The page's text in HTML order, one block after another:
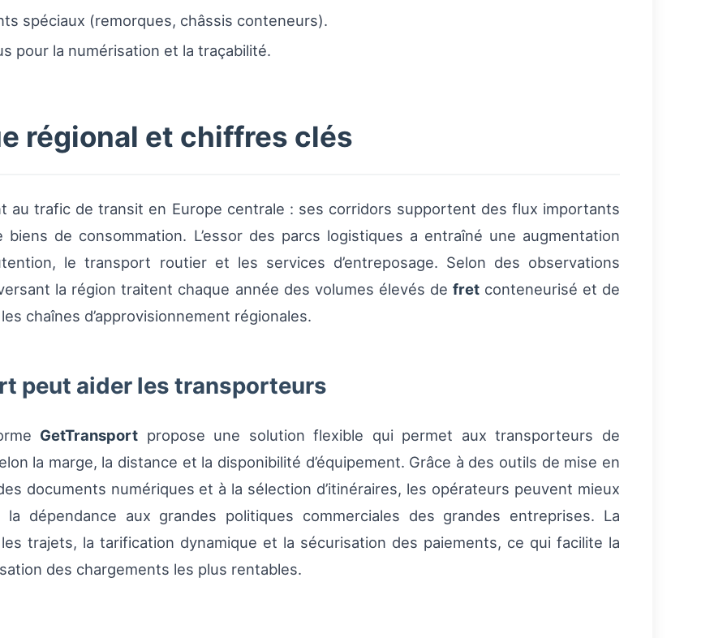
spéciaux (remorques, châssis conteneurs).
pour la numérisation et la traçabilité.
régional et chiffres clés
au trafic de transit en Europe centrale : ses corridors supportent des flux importants
de consommation. L’essor des parcs logistiques a entraîné une augmentation
le transport routier et les services d’entreposage. Selon des observations
la région traitent chaque année des volumes élevés de fretconteneurisé et de
chaînes d’approvisionnement régionales.
peut aider les transporteurs
GetTransport propose une solution flexible qui permet aux transporteurs de
la marge, la distance et la disponibilité d’équipement. Grâce à des outils de mise en
documents numériques et à la sélection d’itinéraires, les opérateurs peuvent mieux
dépendance aux grandes politiques commerciales des grandes entreprises. La
trajets, la tarification dynamique et la sécurisation des paiements, ce qui facilite la
des chargements les plus rentables.